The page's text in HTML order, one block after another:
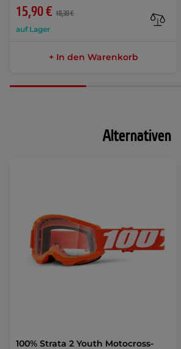
15,90 € 18,30 €
auf Lager
+ In den Warenkorb
Alternativen
100% Strata 2 Youth Motocross-